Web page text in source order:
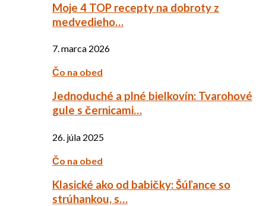
Moje 4 TOP recepty na dobroty z
medvedieho…
7. marca 2026
Čo na obed
Jednoduché a plné bielkovín: Tvarohové
gule s černicami…
26. júla 2025
Čo na obed
Klasické ako od babičky: Šúľance so
strúhankou, s…